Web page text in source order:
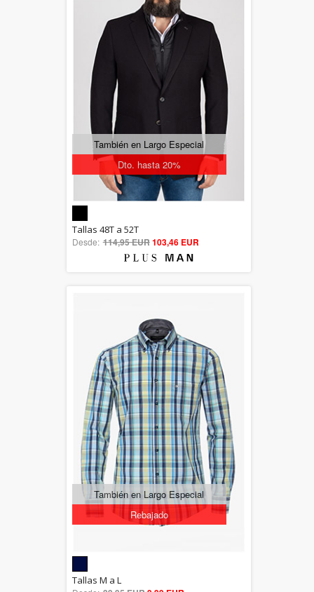
Dto. hasta 20%
También en Largo Especial
5.00
out of 5
Tallas 48T a 52T
Desde: 114,95 EUR103,46 EUR
Rebajado
También en Largo Especial
Tallas M a L